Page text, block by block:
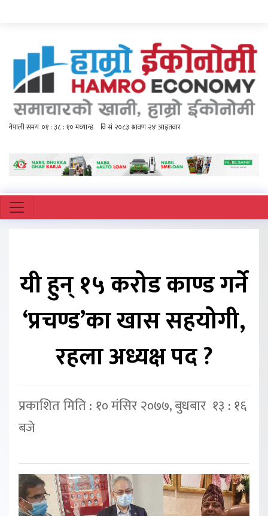
यी हुन् १५ करोड काण्ड गर्ने
‘प्रचण्ड’का खास सहयोगी,
रहला अध्यक्ष पद ?
प्रकाशित मिति : १० मंसिर २०७७, बुधबार १३ : १६
बजे